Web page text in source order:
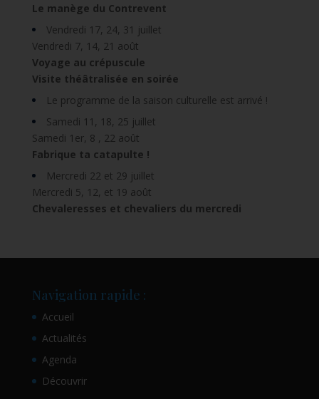
Le manège du Contrevent
Vendredi 17, 24, 31 juillet
Vendredi 7, 14, 21 août
Voyage au crépuscule
Visite théâtralisée en soirée
Le programme de la saison culturelle est arrivé !
Samedi 11, 18, 25 juillet
Samedi 1er, 8 , 22 août
Fabrique ta catapulte !
Mercredi 22 et 29 juillet
Mercredi 5, 12, et 19 août
Chevaleresses et chevaliers du mercredi
Navigation rapide :
Accueil
Actualités
Agenda
Découvrir